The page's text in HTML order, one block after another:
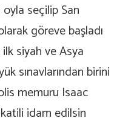
seçilip San
göreve başladı
siyah ve Asya
sınavlarından birini
memuru Isaac
idam edilsin